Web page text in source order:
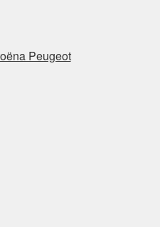
Peugeot